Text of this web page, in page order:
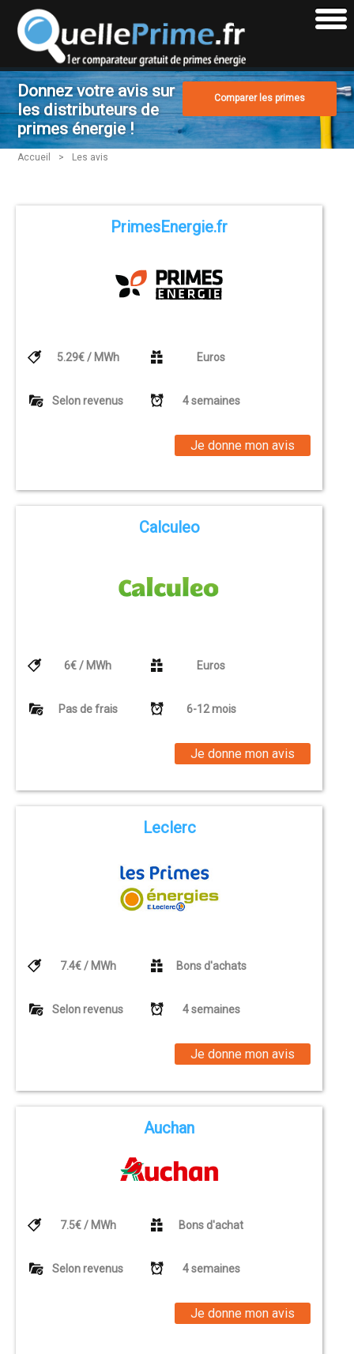
Comparer les primes
Donnez votre avis sur
les distributeurs de
primes énergie !
Accueil > Les avis
PrimesEnergie.fr
5.29€ / MWh Euros
Selon revenus 4 semaines
Je donne mon avis
Calculeo
6€ / MWh Euros
Pas de frais 6-12 mois
Je donne mon avis
Leclerc
7.4€ / MWh Bons d'achats
Selon revenus 4 semaines
Je donne mon avis
Auchan
7.5€ / MWh Bons d'achat
Selon revenus 4 semaines
Je donne mon avis